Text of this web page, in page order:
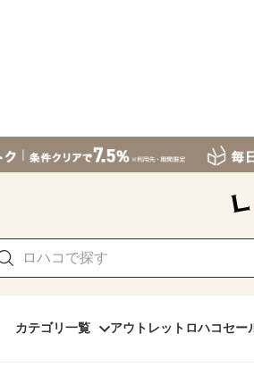
カテゴリ一覧 アウトレット ロハコセー